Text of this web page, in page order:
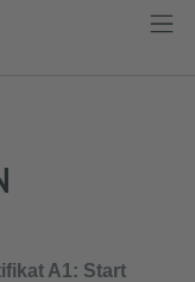
A1: Start